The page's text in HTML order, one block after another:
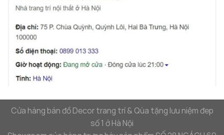
Cửa hàng bán đồ Decor trang trí & Qùa tặng lưu niệm đep
số 1 ở Hà Nội